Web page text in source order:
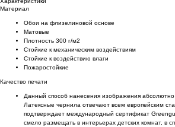
Материал
Обои на флизелиновой основе
Матовые
Плотность 300 г/м2
Стойкие к механическим воздействиям
Cтойкие к воздействию влаги
Пожаростойкие
Качество печати
Данный способ нанесения изображения абсолютно
Латексные чернила отвечают всем европейским
подтверждает международный сертификат
смело размещать в интерьерах детских комнат, в